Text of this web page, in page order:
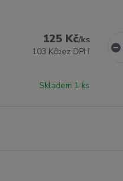
125 Kč/ks
103 Kčbez DPH
Skladem 1 ks